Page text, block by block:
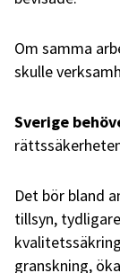
Om samma
skulle
Sverige
Det bör bland
tillsyn,
granskning,